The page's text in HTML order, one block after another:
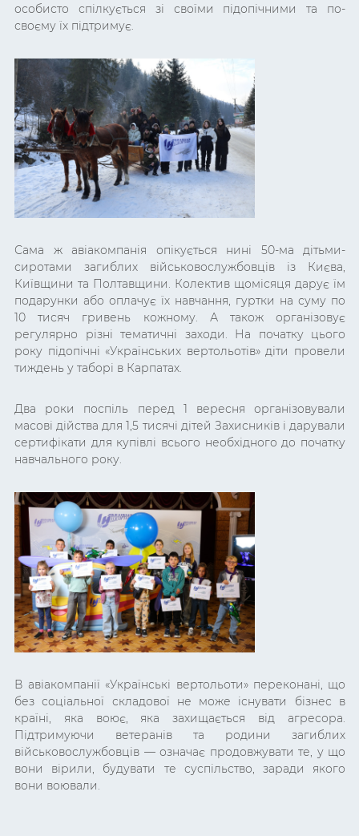
особисто спілкується зі своїми підопічними та по-
своєму їх підтримує.
Сама ж авіакомпанія опікується нині 50-ма дітьми-
сиротами загиблих військовослужбовців із Києва,
Київщини та Полтавщини. Колектив щомісяця дарує їм
подарунки або оплачує їх навчання, гуртки на суму по
10 тисяч гривень кожному. А також організовує
регулярно різні тематичні заходи. На початку цього
року підопічні «Українських вертольотів» діти провели
тиждень у таборі в Карпатах.
Два роки поспіль перед 1 вересня організовували
масові дійства для 1,5 тисячі дітей Захисників і дарували
сертифікати для купівлі всього необхідного до початку
навчального року.
В авіакомпанії «Українські вертольоти» переконані, що
без соціальної складової не може існувати бізнес в
країні, яка воює, яка захищається від агресора.
Підтримуючи ветеранів та родини загиблих
військовослужбовців — означає продовжувати те, у що
вони вірили, будувати те суспільство, заради якого
вони воювали.